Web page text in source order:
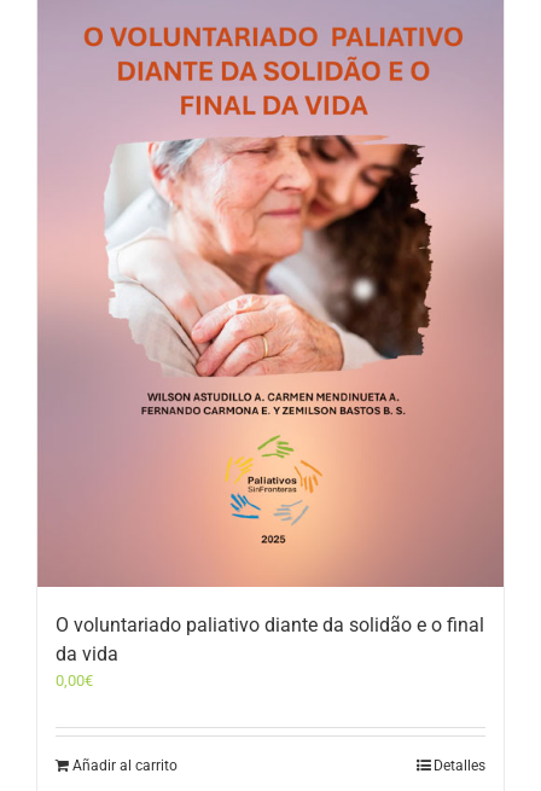
O voluntariado paliativo diante da solidão e o final
da vida
0,00€
Añadir al carrito Detalles